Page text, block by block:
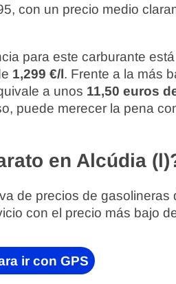
con un precio medio
para este carburante
1,299 €/l. Frente a la más
a unos 11,50 euros
puede merecer la pena
en Alcúdia
de precios de gasolineras
con el precio más bajo
ir con GPS